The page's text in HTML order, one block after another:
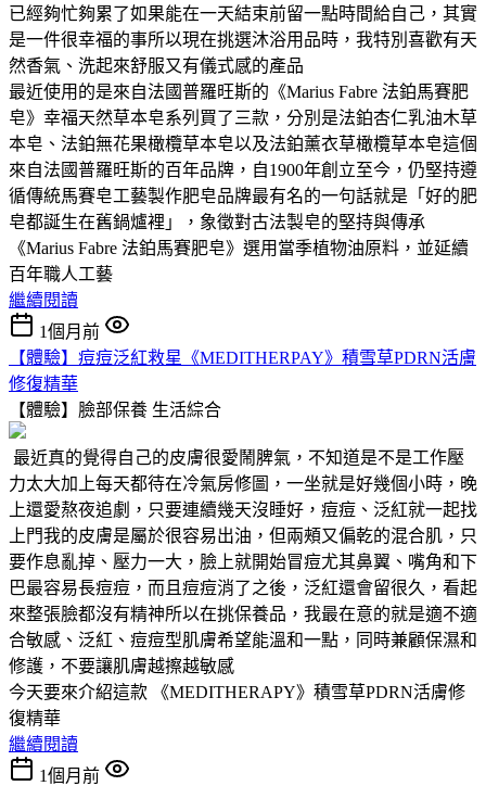
已經夠忙夠累了如果能在一天結束前留一點時間給自己，其實
是一件很幸福的事所以現在挑選沐浴用品時，我特別喜歡有天
然香氣、洗起來舒服又有儀式感的產品
最近使用的是來自法國普羅旺斯的《Marius Fabre 法鉑馬賽肥
皂》幸福天然草本皂系列買了三款，分別是法鉑杏仁乳油木草
本皂、法鉑無花果橄欖草本皂以及法鉑薰衣草橄欖草本皂這個
來自法國普羅旺斯的百年品牌，自1900年創立至今，仍堅持遵
循傳統馬賽皂工藝製作肥皂品牌最有名的一句話就是「好的肥
皂都誕生在舊鍋爐裡」，象徵對古法製皂的堅持與傳承
《Marius Fabre 法鉑馬賽肥皂》選用當季植物油原料，並延續
百年職人工藝
繼續閱讀
1個月前
【體驗】痘痘泛紅救星《MEDITHERPAY》積雪草PDRN活膚
修復精華
【體驗】臉部保養 生活綜合
最近真的覺得自己的皮膚很愛鬧脾氣，不知道是不是工作壓
力太大加上每天都待在冷氣房修圖，一坐就是好幾個小時，晚
上還愛熬夜追劇，只要連續幾天沒睡好，痘痘、泛紅就一起找
上門我的皮膚是屬於很容易出油，但兩頰又偏乾的混合肌，只
要作息亂掉、壓力一大，臉上就開始冒痘尤其鼻翼、嘴角和下
巴最容易長痘痘，而且痘痘消了之後，泛紅還會留很久，看起
來整張臉都沒有精神所以在挑保養品，我最在意的就是適不適
合敏感、泛紅、痘痘型肌膚希望能溫和一點，同時兼顧保濕和
修護，不要讓肌膚越擦越敏感
今天要來介紹這款 《MEDITHERAPY》積雪草PDRN活膚修
復精華
繼續閱讀
1個月前